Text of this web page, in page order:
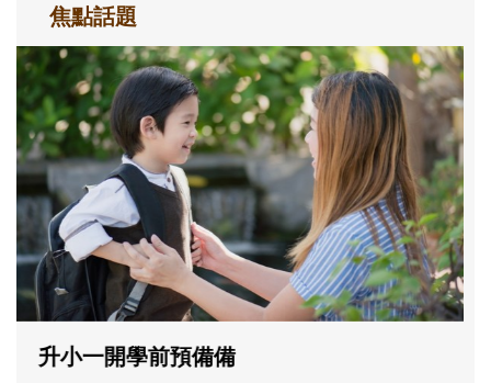
焦點話題
和孩子一起長大的那個男人│讀懂父親的
不同模樣
沒有人天生就擅長當爸爸！男人總是在一次
次「前所未有」的體驗中，跟著孩子一起長
大。從給予安全感的肢體遊戲，到獨立自
主、角色認同及解決問題的能力養成。爸爸
正嘗試用不同的模樣，參與孩子每個重要的